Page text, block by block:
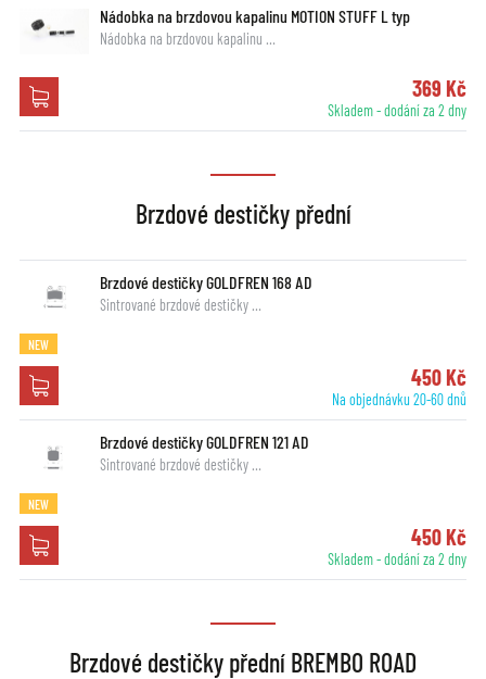
Nádobka na brzdovou kapalinu MOTION STUFF L typ
Nádobka na brzdovou kapalinu …
369 Kč
Skladem - dodání za 2 dny
Brzdové destičky přední
Brzdové destičky GOLDFREN 168 AD
Sintrované brzdové destičky …
NEW
450 Kč
Na objednávku 20-60 dnů
Brzdové destičky GOLDFREN 121 AD
Sintrované brzdové destičky …
NEW
450 Kč
Skladem - dodání za 2 dny
Brzdové destičky přední BREMBO ROAD